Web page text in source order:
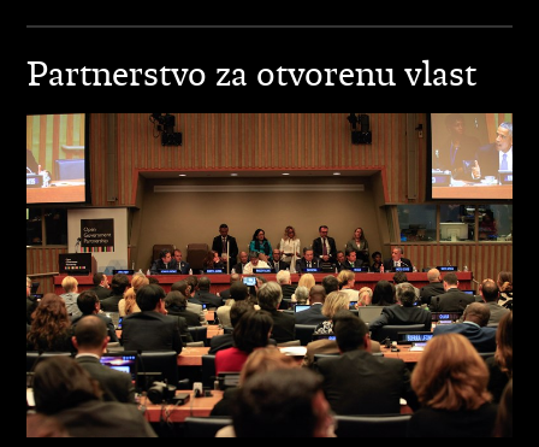
Partnerstvo za otvorenu vlast